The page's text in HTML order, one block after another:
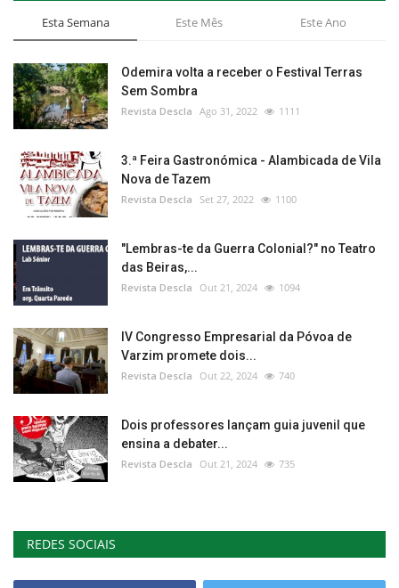
Esta Semana Este Mês Este Ano
Odemira volta a receber o Festival Terras
Sem Sombra
Revista Descla Ago 31, 2022 1111
3.ª Feira Gastronómica - Alambicada de Vila
Nova de Tazem
Revista Descla Set 27, 2022 1100
"Lembras-te da Guerra Colonial?" no Teatro
das Beiras,...
Revista Descla Out 21, 2024 1094
IV Congresso Empresarial da Póvoa de
Varzim promete dois...
Revista Descla Out 22, 2024 740
Dois professores lançam guia juvenil que
ensina a debater...
Revista Descla Out 21, 2024 735
REDES SOCIAIS